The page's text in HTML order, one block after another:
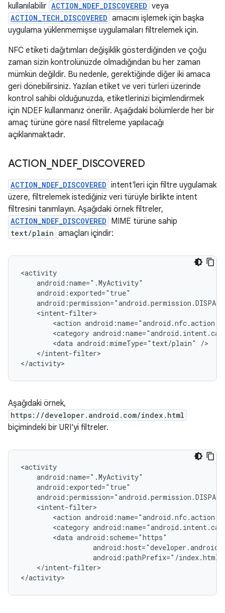
kullanılabilir ACTION_NDEF_DISCOVERED veya
ACTION_TECH_DISCOVERED amacını işlemek için başka
uygulama yüklenmemişse uygulamaları filtrelemek için.
NFC etiketi dağıtımları değişiklik gösterdiğinden ve çoğu
zaman sizin kontrolünüzde olmadığından bu her zaman
mümkün değildir. Bu nedenle, gerektiğinde diğer iki amaca
geri dönebilirsiniz. Yazılan etiket ve veri türleri üzerinde
kontrol sahibi olduğunuzda, etiketlerinizi biçimlendirmek
için NDEF kullanmanız önerilir. Aşağıdaki bölümlerde her bir
amaç türüne göre nasıl filtreleme yapılacağı
açıklanmaktadır.
ACTION NDEF_ DISCOVERED
ACTION_NDEF_DISCOVERED intent'leri için filtre uygulamak
üzere, filtrelemek istediğiniz veri türüyle birlikte intent
filtresini tanımlayın. Aşağıdaki örnek filtreler,
ACTION_NDEF_DISCOVERED MIME türüne sahip
text/plain amaçları içindir:
<action
<category
<data android:mimeType="text/plain"
</intent-filter>
</activity>
Aşağıdaki örnek,
https://developer.android.com/index.html
biçimindeki bir URI'yi filtreler.
<action
<category
<data
android:pathPrefix="/index.html"
</intent-filter>
</activity>